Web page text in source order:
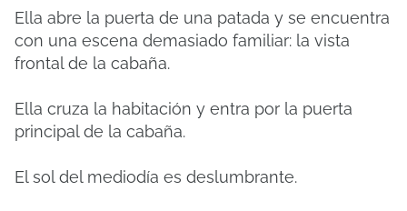
Ella abre la puerta de una patada y se encuentra
con una escena demasiado familiar: la vista
frontal de la cabaña.
Ella cruza la habitación y entra por la puerta
principal de la cabaña.
El sol del mediodía es deslumbrante.